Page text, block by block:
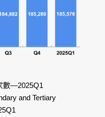
數—2025Q1
and Tertiary